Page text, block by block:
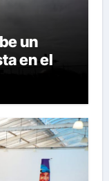
un
en el